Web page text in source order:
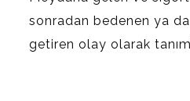
sonradan bedenen ya
getiren olay olarak